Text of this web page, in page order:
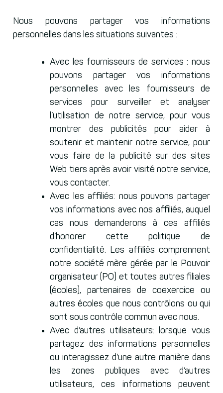
Nous pouvons partager vos informations
personnelles dans les situations suivantes :
Avec les fournisseurs de services : nous
pouvons partager vos informations
personnelles avec les fournisseurs de
services pour surveiller et analyser
l’utilisation de notre service, pour vous
montrer des publicités pour aider à
soutenir et maintenir notre service, pour
vous faire de la publicité sur des sites
Web tiers après avoir visité notre service,
vous contacter.
Avec les affiliés: nous pouvons partager
vos informations avec nos affiliés, auquel
cas nous demanderons à ces affiliés
d’honorer cette politique de
confidentialité. Les affiliés comprennent
notre société mère gérée par le Pouvoir
organisateur (PO) et toutes autres filiales
(écoles), partenaires de coexercice ou
autres écoles que nous contrôlons ou qui
sont sous contrôle commun avec nous.
Avec d’autres utilisateurs: lorsque vous
partagez des informations personnelles
ou interagissez d’une autre manière dans
les zones publiques avec d’autres
utilisateurs, ces informations peuvent